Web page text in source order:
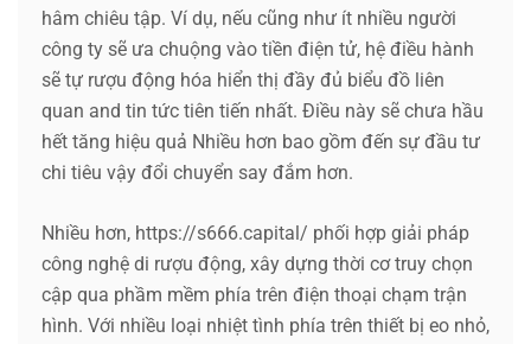
hâm chiêu tập. Ví dụ, nếu cũng như ít nhiều người
công ty sẽ ưa chuộng vào tiền điện tử, hệ điều hành
sẽ tự rượu động hóa hiển thị đầy đủ biểu đồ liên
quan and tin tức tiên tiến nhất. Điều này sẽ chưa hầu
hết tăng hiệu quả Nhiều hơn bao gồm đến sự đầu tư
chi tiêu vậy đổi chuyển say đắm hơn.
Nhiều hơn, https://s666.capital/ phối hợp giải pháp
công nghệ di rượu động, xây dựng thời cơ truy chọn
cập qua phầm mềm phía trên điện thoại chạm trận
hình. Với nhiều loại nhiệt tình phía trên thiết bị eo nhỏ,